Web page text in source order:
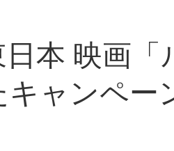
本 映画
キャンペー